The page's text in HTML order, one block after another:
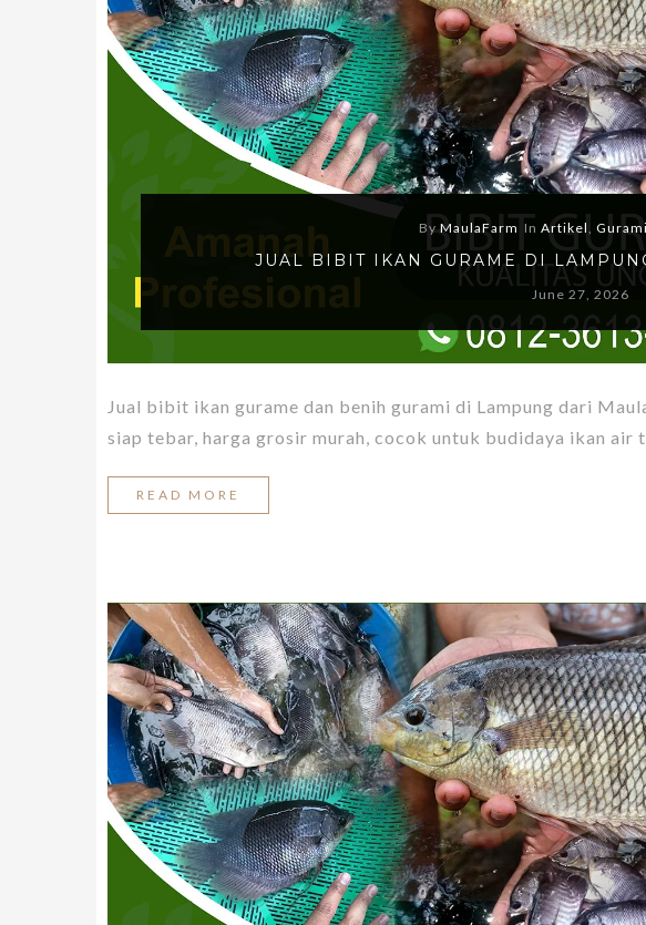
ByMaulaFarm InArtikel,Gurami
JUAL BIBIT IKAN GURAME DI
June 27, 2026
Jual bibit ikan gurame dan benih gurami di Lampung dari
siap tebar, harga grosir murah, cocok untuk budidaya ikan air
READ MORE